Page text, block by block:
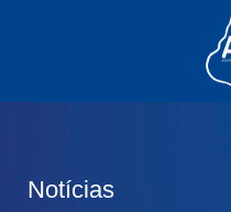
Notícias